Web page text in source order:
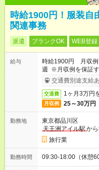
時給1900円！服装自
関連事務
派遣 ブランクOK WEB登
給与
時給1900円 月収例
週 ※月収例を保証す
交通費別途支給
交通費 1ヶ月3万円
月収例 25～30万円
勤務地
東京都品川区
天王洲アイル駅か
旅行業
勤務時間 09:30-18:00（休憩